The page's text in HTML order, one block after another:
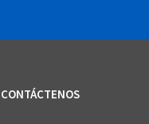
CONTÁCTENOS